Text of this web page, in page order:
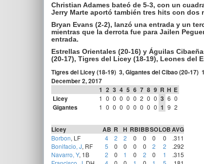
Christian Adames bateó de 5-3, con un
Jerry Marte aportó también tres hits con dos
Bryan Evans (2-2), lanzó una entrada y un
mientras que la derrota fue para Jailen
entrada.
Estrellas Orientales (20-16) y Águilas
(20-17), Tigres del Licey (18-19), Leones del
Tigres del Licey (18-19) 3, Gigantes del Cibao (20-17) 1
December 2, 2017
1 2 3 4 5 6 7 8 9 R H E
Licey
1 0 0 0 0 0 2 0 0 3 6 0
Gigantes 1 0 0 0 0 0 0 0 0 1 9 2
Licey AB R H RBIBBSOLOBAVG
Borbon, LF 4 2 2 0 0 0 0
.311
Bonifacio, J, RF 5 0 0 0 0 2 2
.292
Navarro, Y, 1B 2 0 1 0 2 0 1
.315